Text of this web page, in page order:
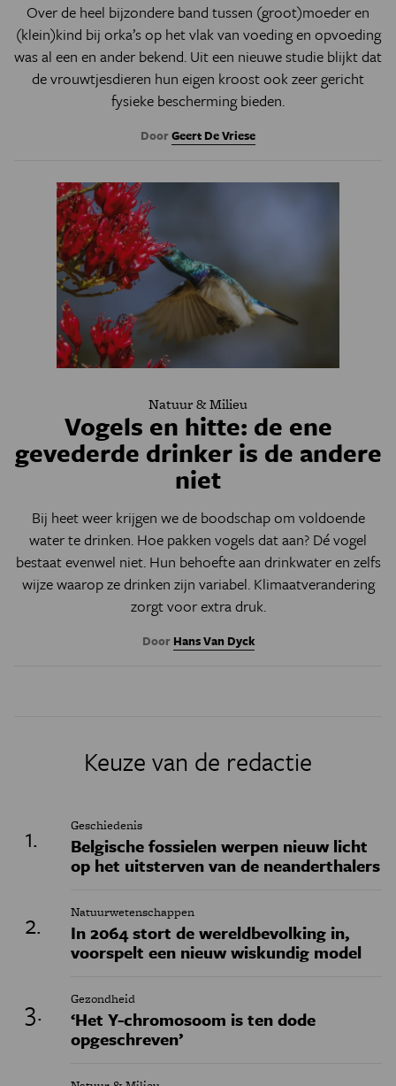
Over de heel bijzondere band tussen (groot)moeder en
(klein)kind bij orka’s op het vlak van voeding en opvoeding
was al een en ander bekend. Uit een nieuwe studie blijkt dat
de vrouwtjesdieren hun eigen kroost ook zeer gericht
fysieke bescherming bieden.
DoorGeert De Vriese
Natuur & Milieu
Vogels en hitte: de ene
gevederde drinker is de andere
niet
Bij heet weer krijgen we de boodschap om voldoende
water te drinken. Hoe pakken vogels dat aan? Dé vogel
bestaat evenwel niet. Hun behoefte aan drinkwater en zelfs
wijze waarop ze drinken zijn variabel. Klimaatverandering
zorgt voor extra druk.
Door Hans Van Dyck
Keuze van de redactie
Geschiedenis
Belgische fossielen werpen nieuw licht
op het uitsterven van de neanderthalers
Natuurwetenschappen
In 2064 stort de wereldbevolking in,
voorspelt een nieuw wiskundig model
Gezondheid
‘Het Y-chromosoom is ten dode
opgeschreven’